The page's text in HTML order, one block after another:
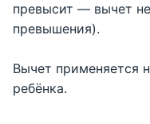
превысит ― вычет
превышения).
Вычет применяется
ребёнка.